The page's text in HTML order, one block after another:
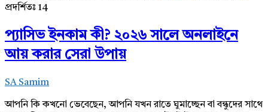
Articles
প্রদর্শিতঃ 14
প্যাসিভ ইনকাম কী? ২০২৬ সালে অনলাইনে
আয় করার সেরা উপায়
SA Samim
আপনি কি কখনো ভেবেছেন, আপনি যখন রাতে ঘুমাচ্ছেন বা বন্ধুদের সাথে